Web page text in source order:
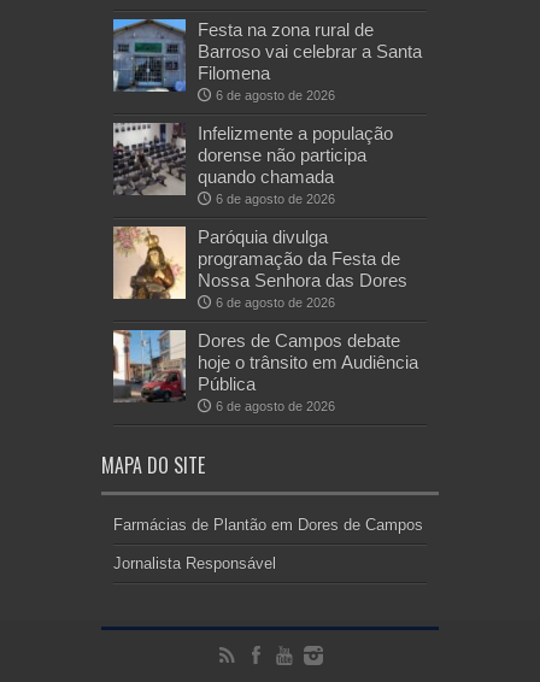
Festa na zona rural de
Barroso vai celebrar a Santa
Filomena
6 de agosto de 2026
Infelizmente a população
dorense não participa
quando chamada
6 de agosto de 2026
Paróquia divulga
programação da Festa de
Nossa Senhora das Dores
6 de agosto de 2026
Dores de Campos debate
hoje o trânsito em Audiência
Pública
6 de agosto de 2026
MAPA DO SITE
Farmácias de Plantão em Dores de Campos
Jornalista Responsável